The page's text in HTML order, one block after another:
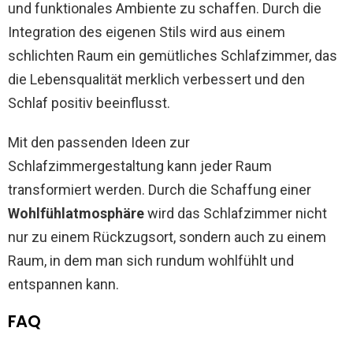
und funktionales Ambiente zu schaffen. Durch die
Integration des eigenen Stils wird aus einem
schlichten Raum ein gemütliches Schlafzimmer, das
die Lebensqualität merklich verbessert und den
Schlaf positiv beeinflusst.
Mit den passenden Ideen zur
Schlafzimmergestaltung kann jeder Raum
transformiert werden. Durch die Schaffung einer
Wohlfühlatmosphärewird das Schlafzimmer nicht
nur zu einem Rückzugsort, sondern auch zu einem
Raum, in dem man sich rundum wohlfühlt und
entspannen kann.
FAQ